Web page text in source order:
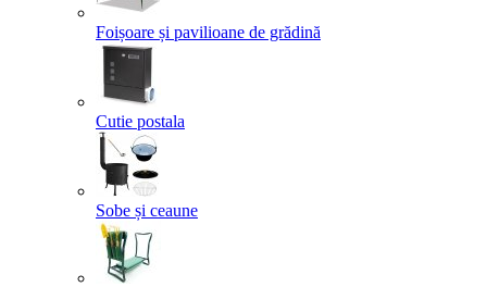
Foișoare și pavilioane de grădină
Cutie postala
Sobe și ceaune